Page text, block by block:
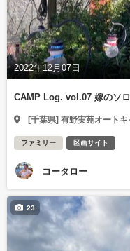
2022年12月07日
CAMP Log. vol.07 嫁のソ
[千葉県] 有野実苑オート
ファミリー 区画サイト
コータロー
23